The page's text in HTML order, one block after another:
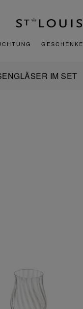
GESCHENKE
IM SET